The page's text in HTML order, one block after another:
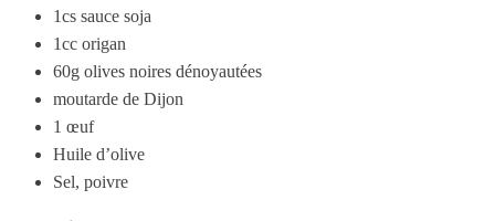
1cs sauce soja
1cc origan
60g olives noires dénoyautées
moutarde de Dijon
1 œuf
Huile d’olive
Sel, poivre